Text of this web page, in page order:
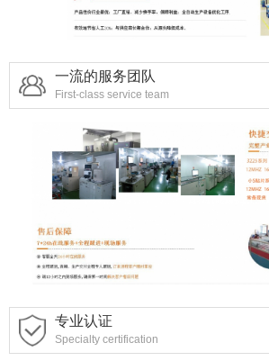
一流的服务团队
First-class service team
专业认证
Specialty certification